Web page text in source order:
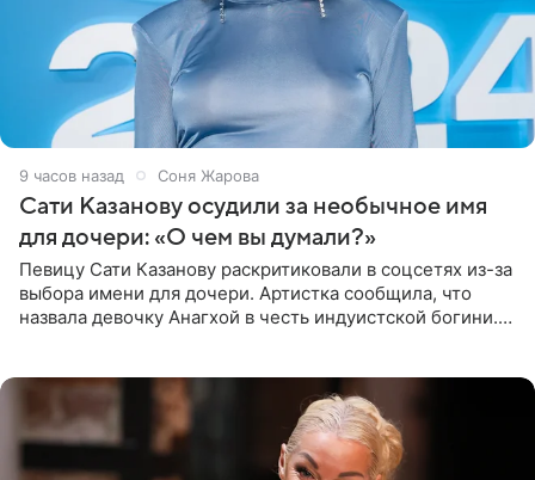
9 часов назад Соня Жарова
Сати Казанову осудили за необычное имя
для дочери: «О чем вы думали?»
Певицу Сати Казанову раскритиковали в соцсетях из-за
выбора имени для дочери. Артистка сообщила, что
назвала девочку Анагхой в честь индуистской богини.